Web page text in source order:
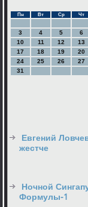
Пн Вт Ср Чт
3
4 5 6
10
11 12 13
17
18 19 20
24
25 26 27
31
Евгений
жестче
Ночной
Формулы-1